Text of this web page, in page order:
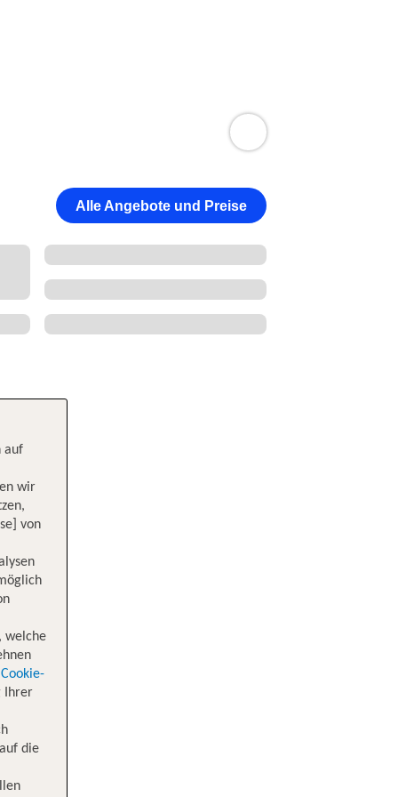
Alle Angebote und Preise
auf
wir
von
welche
Cookie-
Ihrer
die